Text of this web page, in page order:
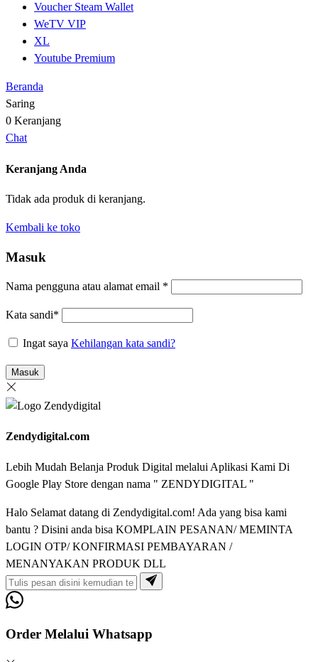
Voucher Steam Wallet
WeTV VIP
XL
Youtube Premium
Beranda
Saring
0 Keranjang
Chat
Keranjang Anda
Tidak ada produk di keranjang.
Kembali ke toko
Masuk
Nama pengguna atau alamat email *
Kata sandi*
Ingat saya Kehilangan kata sandi?
Masuk
Zendydigital.com
Lebih Mudah Belanja Produk Digital melalui Aplikasi Kami Di
Google Play Store dengan nama " ZENDYDIGITAL "
Halo Selamat datang di Zendydigital.com! Ada yang bisa kami
bantu ? Disini anda bisa KOMPLAIN PESANAN/ MEMINTA
LOGIN OTP/ KONFIRMASI PEMBAYARAN /
MENANYAKAN PRODUK DLL
Order Melalui Whatsapp